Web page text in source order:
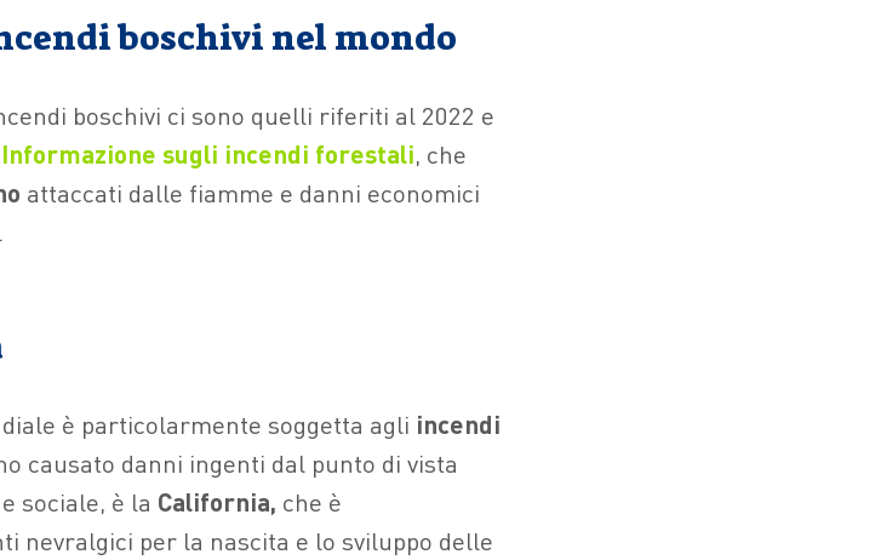
boschivi nel mondo
boschivi ci sono quelli riferiti al 2022 e
sugli incendi forestali, che
attaccati dalle fiamme e danni economici
è particolarmente soggetta agli incendi
causato danni ingenti dal punto di vista
sociale, è la California, che è
nevralgici per la nascita e lo sviluppo delle